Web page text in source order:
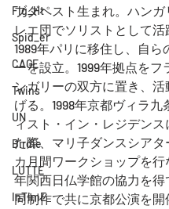
Fig_Ht
Spid_er
CAGE
Twins
UN
Birdie
LUTTE
InTimE
ブダペスト生まれ。ハンガ
レエ団でソリストとして活
1989年パリに移住し、自ら
ーを設立。1999年拠点をフ
ンガリーの双方に置き、活
げる。1998年京都ヴィラ九
ィスト・イン・レジデンス
た際、マリ子ダンスシアタ
カ月間ワークショップを
年関西日仏学館の協力を得
同制作で共に京都公演を開